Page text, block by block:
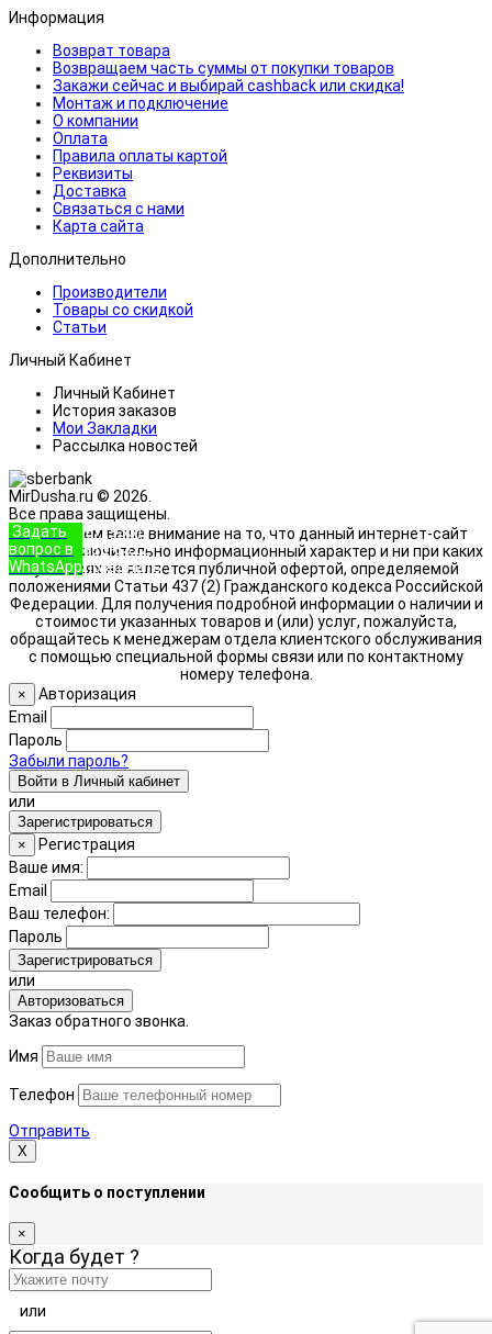
Информация
Возврат товара
Возвращаем часть суммы от покупки товаров
Закажи сейчас и выбирай cashback или скидка!
Монтаж и подключение
О компании
Оплата
Правила оплаты картой
Реквизиты
Доставка
Связаться с нами
Карта сайта
Дополнительно
Производители
Товары со скидкой
Статьи
Личный Кабинет
Личный Кабинет
История заказов
Мои Закладки
Рассылка новостей
MirDusha.ru © 2026.
Все права защищены.
Обращаем ваше внимание на то, что данный интернет-сайт
носит исключительно информационный характер и ни при каких
условиях не является публичной офертой, определяемой
положениями Статьи 437 (2) Гражданского кодекса Российской
Федерации. Для получения подробной информации о наличии и
стоимости указанных товаров и (или) услуг, пожалуйста,
обращайтесь к менеджерам отдела клиентского обслуживания
с помощью специальной формы связи или по контактному
номеру телефона.
Задать
вопрос в
WhatsApp
+7 (933)
888-8322
Позвонить
×
Авторизация
Email
Пароль
Забыли пароль?
Войти в Личный кабинет
или
Зарегистрироваться
×
Регистрация
Ваше имя:
Email
Ваш телефон:
Пароль
Зарегистрироваться
или
Авторизоваться
Заказ обратного звонка.
Имя
Телефон
Отправить
Х
Сообщить о поступлении
×
Когда будет ?
или